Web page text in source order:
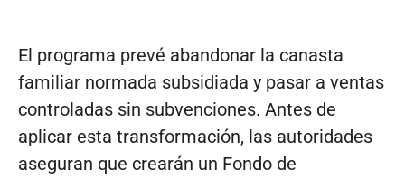
El programa prevé abandonar la canasta
familiar normada subsidiada y pasar a ventas
controladas sin subvenciones. Antes de
aplicar esta transformación, las autoridades
aseguran que crearán un Fondo de